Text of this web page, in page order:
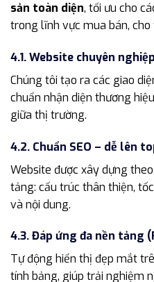
sản toàn diện, tối ưu cho
trong lĩnh vực mua bán, cho
4.1. Website chuyên
Chúng tôi tạo ra các giao
chuẩn nhận diện thương
giữa thị trường.
4.2. Chuẩn SEO – dễ lên
Website được xây dựng
tảng: cấu trúc thân thiện,
và nội dung.
4.3. Đáp ứng đa nền tảng
Tự động hiển thị đẹp mắt
tính bảng, giúp trải nghiệm